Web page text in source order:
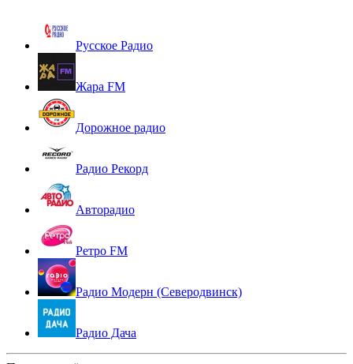
Русское Радио
Жара FM
Дорожное радио
Радио Рекорд
Авторадио
Ретро FM
Радио Модерн (Северодвинск)
Радио Дача